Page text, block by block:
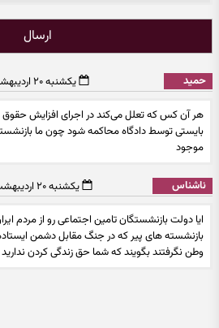
ارسال
حمید یکشنبه ۲۰ اردیبهشت ۱۴۰۵ | ۱۶:۱۲
هر آن کس که تعلل می‌کند در اجرای افزایش حقوق
بایستی توسط دادگاه محاکمه شود چون ما
موجود
ناشناس یکشنبه ۲۰ اردیبهشت ۱۴۰۵ | ۱۹:۲۷
ایا دولت بازنشستگان تامین اجتماعی رو از مردم
بازنشسته های پیر که در جنگ مقابل دشمن
وطن نگرفتند بگویند که شما حق زندگی کردن ندارید